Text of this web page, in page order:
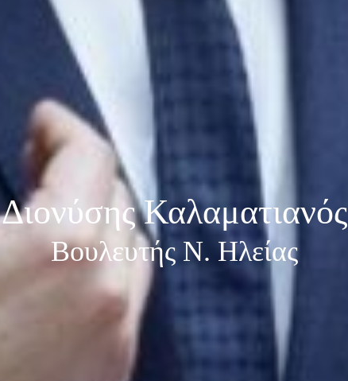
Διονύσης Καλαματιανός
Βουλευτής Ν. Ηλείας